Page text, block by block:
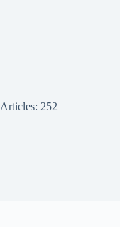
Articles: 252